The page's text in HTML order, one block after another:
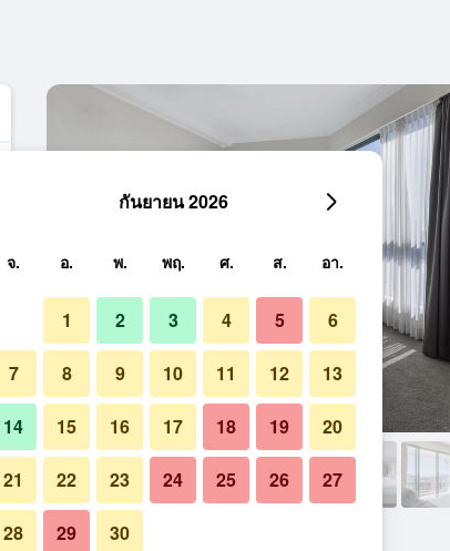
อื่น ๆ
รูปภาพของ แมนทราคราวน์ทาวเวอร์
กันยายน 2026
จ. อ. พ. พฤ. ศ. ส. อา.
1 2 3 4 5 6
7 8 9 10 11 12 13
14 15 16 17 18 19 20
21 22 23 24 25 26 27
28 29 30